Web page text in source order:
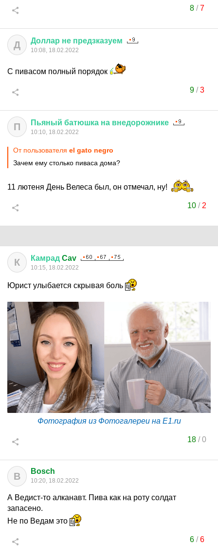
8/7
Д Доллар не предзказуем
10:08, 18.02.2022
С пивасом полный порядок
9/3
П Пьяный батюшка на внедорожнике
10:10, 18.02.2022
От пользователя el gato negro
Зачем ему столько пиваса дома?
11 лютеня День Велеса был, он отмечал, ну!
10 / 2
К Камрад Cav
10:15, 18.02.2022
Юрист улыбается скрывая боль
Фотография из Фотогалереи на E1.ru
18 /0
B Bosch
10:20, 18.02.2022
А Ведист-то алканавт. Пива как на роту солдат
запасено.
Не по Ведам это
6/6